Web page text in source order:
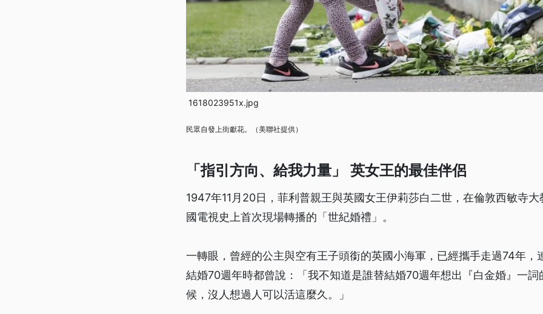
1618023951x.jpg
民眾自發上街獻花。（美聯社提供）
「指引方向、給我力量」 英女王的最佳伴侶
1947年11月20日，菲利普親王與英國女王伊莉莎白二世，在倫敦西敏寺
國電視史上首次現場轉播的「世紀婚禮」。
一轉眼，曾經的公主與空有王子頭銜的英國小海軍，已經攜手走過74年，
結婚70週年時都曾說：「我不知道是誰替結婚70週年想出『白金婚』一詞
候，沒人想過人可以活這麼久。」